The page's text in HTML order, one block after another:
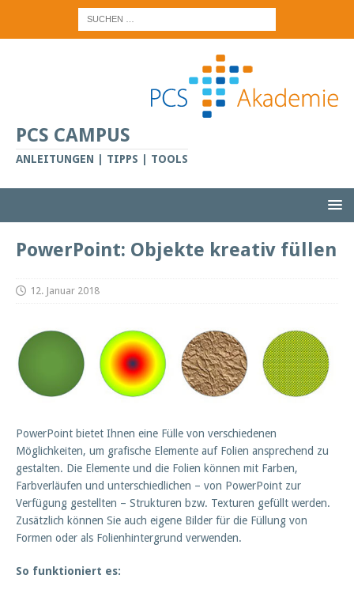
PCS CAMPUS
ANLEITUNGEN | TIPPS | TOOLS
PowerPoint: Objekte kreativ füllen
12. Januar 2018
PowerPoint bietet Ihnen eine Fülle von verschiedenen
Möglichkeiten, um grafische Elemente auf Folien ansprechend zu
gestalten. Die Elemente und die Folien können mit Farben,
Farbverläufen und unterschiedlichen – von PowerPoint zur
Verfügung gestellten – Strukturen bzw. Texturen gefüllt werden.
Zusätzlich können Sie auch eigene Bilder für die Füllung von
Formen oder als Folienhintergrund verwenden.
So funktioniert es: